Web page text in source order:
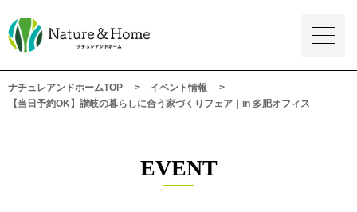
ナチュレアンドホームTOP
イベント情報
【当日予約OK】讃岐の暮らしに合う家づくりフェア｜in 多肥オフィス
EVENT